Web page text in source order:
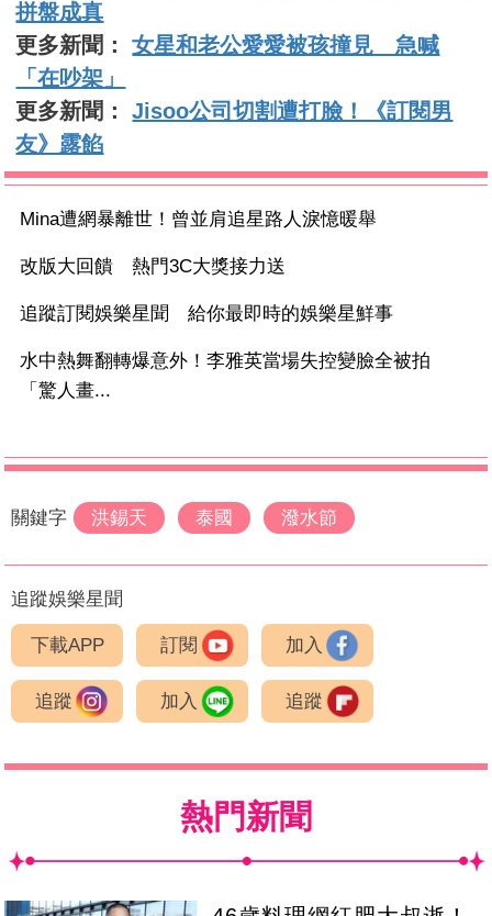
拼盤成真
更多新聞：女星和老公愛愛被孩撞見 急喊
「在吵架」
更多新聞：Jisoo公司切割遭打臉！《訂閱男
友》露餡
Mina遭網暴離世！曾並肩追星路人淚憶暖舉
改版大回饋 熱門3C大獎接力送
追蹤訂閱娛樂星聞 給你最即時的娛樂星鮮事
水中熱舞翻轉爆意外！李雅英當場失控變臉全被拍
「驚人畫...
關鍵字 洪錫天 泰國 潑水節
追蹤娛樂星聞
下載APP 訂閱 加入
追蹤 加入 追蹤
熱門新聞